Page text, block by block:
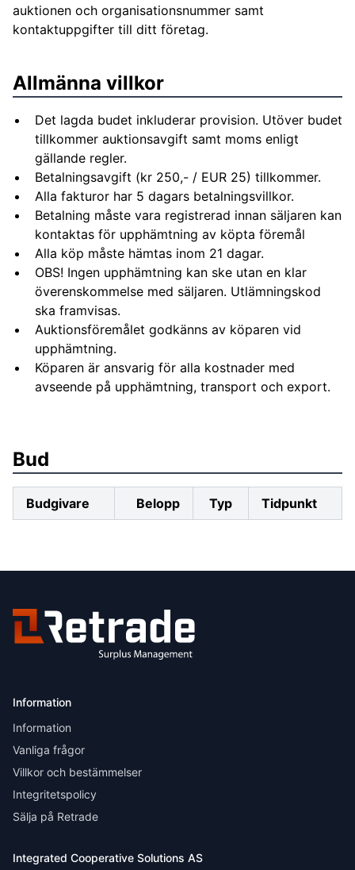
auktionen och organisationsnummer samt
kontaktuppgifter till ditt företag.
Allmänna villkor
Det lagda budet inkluderar provision. Utöver budet
tillkommer auktionsavgift samt moms enligt
gällande regler.
Betalningsavgift (kr 250,- / EUR 25) tillkommer.
Alla fakturor har 5 dagars betalningsvillkor.
Betalning måste vara registrerad innan säljaren kan
kontaktas för upphämtning av köpta föremål
Alla köp måste hämtas inom 21 dagar.
OBS! Ingen upphämtning kan ske utan en klar
överenskommelse med säljaren. Utlämningskod
ska framvisas.
Auktionsföremålet godkänns av köparen vid
upphämtning.
Köparen är ansvarig för alla kostnader med
avseende på upphämtning, transport och export.
Bud
Budgivare Belopp Typ Tidpunkt
Information
Information
Vanliga frågor
Villkor och bestämmelser
Integritetspolicy
Sälja på Retrade
Integrated Cooperative Solutions AS